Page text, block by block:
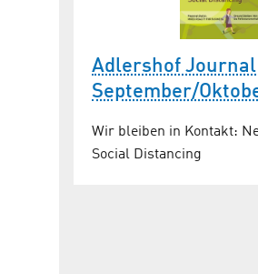
Adlershof Journal
September/
Wir bleiben in Kontakt:
Social Distancing